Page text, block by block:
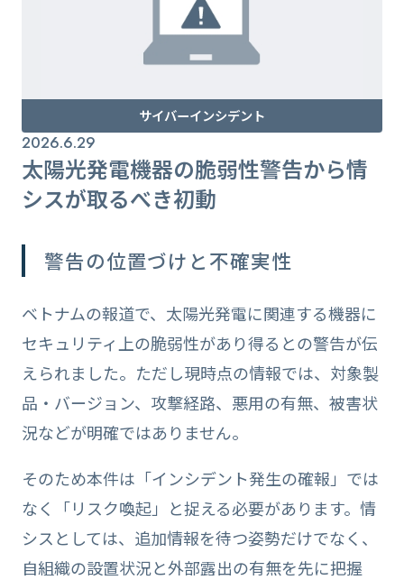
サイバーインシデント
2026.6.29
太陽光発電機器の脆弱性警告から情
シスが取るべき初動
警告の位置づけと不確実性
ベトナムの報道で、太陽光発電に関連する機器に
セキュリティ上の脆弱性があり得るとの警告が伝
えられました。ただし現時点の情報では、対象製
品・バージョン、攻撃経路、悪用の有無、被害状
況などが明確ではありません。
そのため本件は「インシデント発生の確報」では
なく「リスク喚起」と捉える必要があります。情
シスとしては、追加情報を待つ姿勢だけでなく、
自組織の設置状況と外部露出の有無を先に把握